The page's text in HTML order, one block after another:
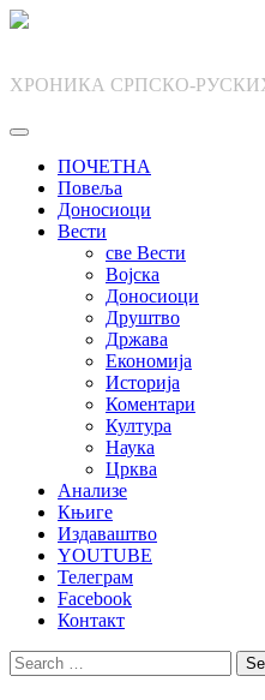
Skip
ХРОНИКА СРПСКО-
ПОЧЕТНА
Повеља
Доносиоци
Вести
све Вести
Војска
Доносиоци
Друштво
Држава
Економија
Историја
Коментари
Култура
Наука
Црква
Анализе
Књиге
Издаваштво
YOUTUBE
Телеграм
Facebook
Контакт
Search
for: